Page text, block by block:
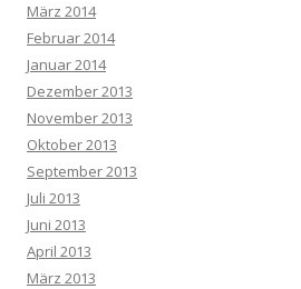
März 2014
Februar 2014
Januar 2014
Dezember 2013
November 2013
Oktober 2013
September 2013
Juli 2013
Juni 2013
April 2013
März 2013